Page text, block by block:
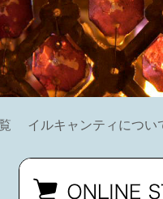
イルキャンティについ